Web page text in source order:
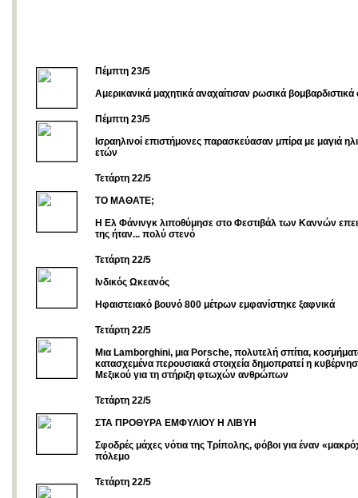
Πέμπτη 23/5
Αμερικανικά μαχητικά αναχαίτισαν ρωσικά
Πέμπτη 23/5
Ισραηλινοί επιστήμονες παρασκεύασαν μπίρα με μαγιά
ετών
Τετάρτη 22/5
ΤΟ ΜΑΘΑΤΕ;
Η Ελ Φάνινγκ λιποθύμησε στο Φεστιβάλ των Καννών
της ήταν... πολύ στενό
Τετάρτη 22/5
Ινδικός Ωκεανός
Ηφαιστειακό βουνό 800 μέτρων εμφανίστηκε ξαφνικά
Τετάρτη 22/5
Μια Lamborghini, μια Porsche, πολυτελή σπίτια,
κατασχεμένα περουσιακά στοιχεία δημοπρατεί η
Μεξικού για τη στήριξη φτωχών ανθρώπων
Τετάρτη 22/5
ΣΤΑ ΠΡΟΘΥΡΑ ΕΜΦΥΛΙΟΥ Η ΛΙΒΥΗ
Σφοδρές μάχες νότια της Τρίπολης, φόβοι για έναν
πόλεμο
Τετάρτη 22/5